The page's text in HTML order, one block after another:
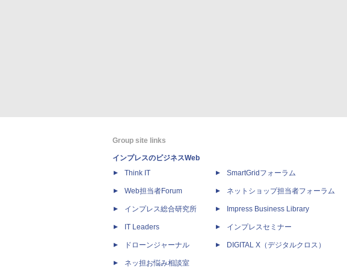
Group site links
インプレスのビジネスWeb
Think IT
Web担当者Forum
インプレス総合研究所
IT Leaders
ドローンジャーナル
ネッ担お悩み相談室
SmartGridフォーラム
ネットショップ担当者フォーラム
Impress Business Library
インプレスセミナー
DIGITAL X（デジタルクロス）